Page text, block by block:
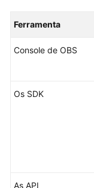
Management
Ferramenta
Console de OBS
Os SDK
As API